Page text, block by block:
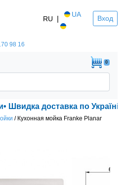
RU | UA Вход
98 16
0
доставка по Україні!
/ Кухонная мойка Franke Planar